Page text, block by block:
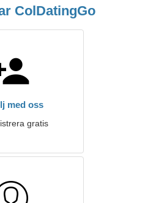
ColDatingGo
med oss
gratis